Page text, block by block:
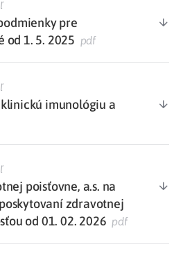
pre
od 1. 5. 2025 pdf
imunológiu a
poisťovne, a.s. na
zdravotnej
od 01. 02. 2026 pdf